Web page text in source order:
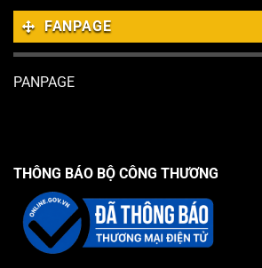
FANPAGE
PANPAGE
THÔNG BÁO BỘ CÔNG THƯƠNG